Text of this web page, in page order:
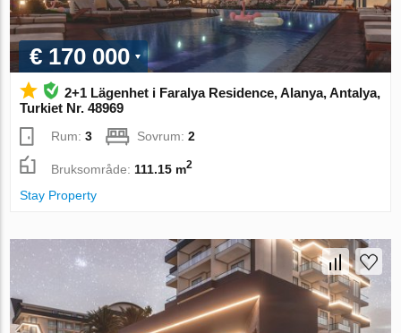
€ 170 000
2+1 Lägenhet i Faralya Residence, Alanya, Antalya,
Turkiet Nr. 48969
Rum:3 Sovrum:2
Bruksområde: 111.15 m2
Stay Property